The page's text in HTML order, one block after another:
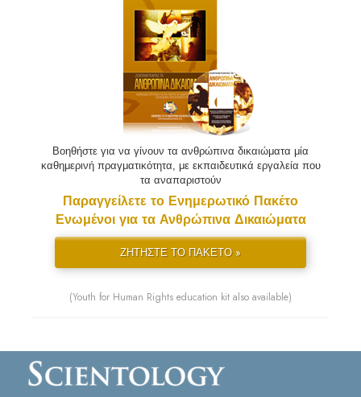
Βοηθήστε για να γίνουν τα ανθρώπινα δικαιώματα μία
καθημερινή πραγματικότητα, με εκπαιδευτικά εργαλεία που
τα αναπαριστούν
Παραγγείλετε το Ενημερωτικό Πακέτο
Ενωμένοι για τα Ανθρώπινα Δικαιώματα
ΖΗΤΗΣΤΕ ΤΟ ΠΑΚΕΤΟ »
(Youth for Human Rights education kit also available)